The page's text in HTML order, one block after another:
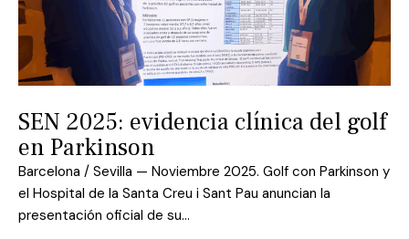
SEN 2025: evidencia clínica del golf
en Parkinson
Barcelona / Sevilla — Noviembre 2025. Golf con Parkinson y
el Hospital de la Santa Creu i Sant Pau anuncian la
presentación oficial de su…